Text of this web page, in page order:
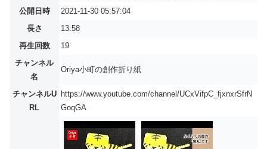
公開日時
2021-11-30 05:57:04
長さ
13:58
再生回数
19
チャンネル
名
Oriya小町の創作折り紙
チャンネルU
RL
https://www.youtube.com/channel/UCxVifpC_fjxnxrSfrN
GoqGA